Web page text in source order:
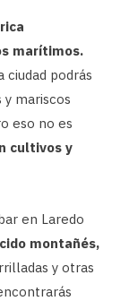
marítimos.
podrás
mariscos
eso no es
cultivos y
en Laredo
montañés,
y otras